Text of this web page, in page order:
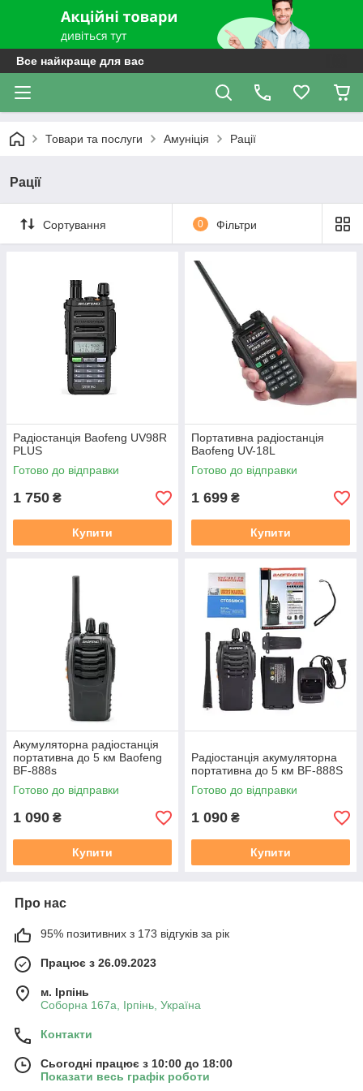
Все найкраще для вас
Товари та послуги Амуніція Рації
Рації
Сортування 0 Фільтри
Радіостанція Baofeng UV98R
PLUS
Готово до відправки
1 750 ₴
Купити
Портативна радіостанція
Baofeng UV-18L
Готово до відправки
1 699 ₴
Купити
Акумуляторна радіостанція
портативна до 5 км Baofeng
BF-888s
Готово до відправки
1 090 ₴
Купити
Радіостанція акумуляторна
портативна до 5 км BF-888S
Готово до відправки
1 090 ₴
Купити
Про нас
95% позитивних з 173 відгуків за рік
Працює з 26.09.2023
м. Ірпінь
Соборна 167а, Ірпінь, Україна
Контакти
Сьогодні працює з 10:00 до 18:00
Показати весь графік роботи